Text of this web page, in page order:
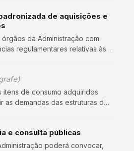
do caput do art. 12 desta Lei ,
elabo…
de aquisições e
órgãos da Administração com
regulamentares relativas às
I - instituir instrumentos
itens de consumo adquiridos
as demandas das estruturas da
para cumprir as finalidades às
vedada a…
e consulta públicas
poderá convocar,